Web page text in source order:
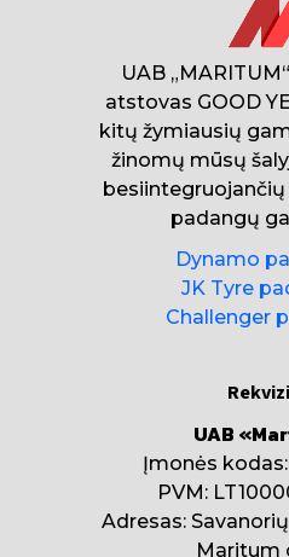
UAB
atstovas GOOD
kitų žymiausių
žinomų mūsų
padangų
Dynamo
JK Tyre
Challenger
UAB
Įmonės
PVM:
Adresas:
Maritum